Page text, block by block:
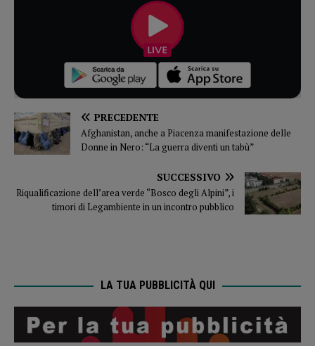
PRECEDENTE
Afghanistan, anche a Piacenza manifestazione delle
Donne in Nero: “La guerra diventi un tabù”
SUCCESSIVO
Riqualificazione dell’area verde “Bosco degli Alpini”, i
timori di Legambiente in un incontro pubblico
LA TUA PUBBLICITÀ QUI